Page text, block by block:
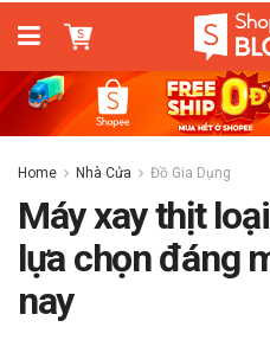
Home Nhà Cửa Đồ Gia Dụng
Máy xay thịt
lựa chọn đáng
nay